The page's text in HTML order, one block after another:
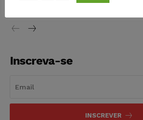
Inscreva-se
INSCREVER